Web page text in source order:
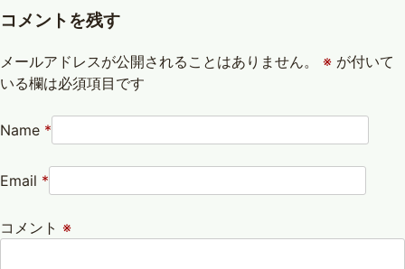
コメントを残す
メールアドレスが公開されることはありません。 ※ が付いて
いる欄は必須項目です
Name *
Email *
コメント ※